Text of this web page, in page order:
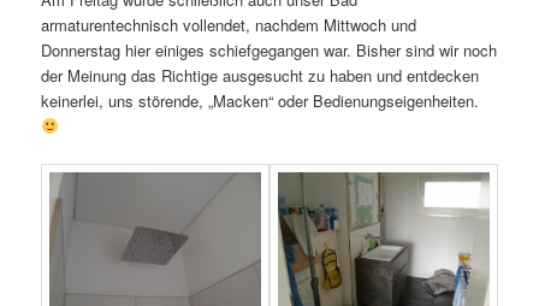
armaturentechnisch vollendet, nachdem Mittwoch und
Donnerstag hier einiges schiefgegangen war. Bisher sind wir noch
der Meinung das Richtige ausgesucht zu haben und entdecken
keinerlei, uns störende, „Macken“ oder Bedienungseigenheiten.